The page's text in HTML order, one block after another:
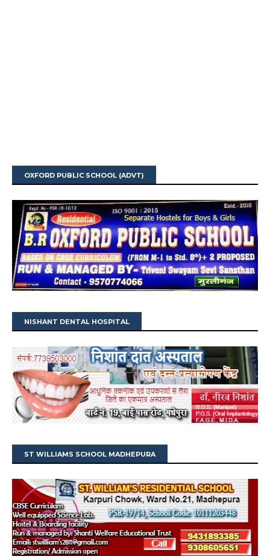
OXFORD PUBLIC SCHOOL (ADVT)
NISHANT DENTAL HOSPITAL
ST WILLIAMS SCHOOL MADHEPURA